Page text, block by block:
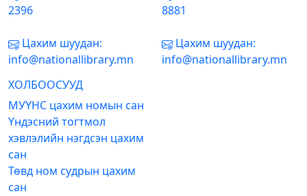
2396
Цахим шуудан:
info@nationallibrary.mn
8881
Цахим шуудан:
info@nationallibrary.mn
ХОЛБООСУУД
МУҮНС цахим номын сан
Үндэсний тогтмол
хэвлэлийн нэгдсэн цахим
сан
Төвд ном судрын цахим
сан